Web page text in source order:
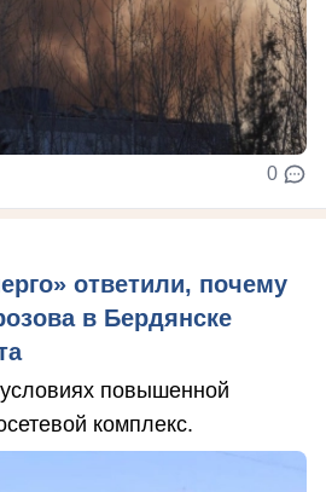
0
ответили, почему
в Бердянске
повышенной
комплекс.